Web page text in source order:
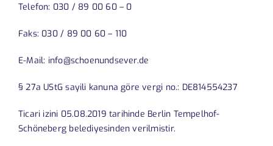
Telefon: 030 / 89 00 60 – 0
Faks: 030 / 89 00 60 – 110
E-Mail: info@schoenundsever.de
§ 27a UStG sayili kanuna göre vergi no.: DE814554237
Ticari izini 05.08.2019 tarihinde Berlin Tempelhof-
Schöneberg belediyesinden verilmistir.